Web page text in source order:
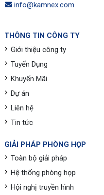
info@kamnex.com
THÔNG TIN CÔNG TY
Giới thiệu công ty
Tuyển Dụng
Khuyến Mãi
Dự án
Liên hệ
Tin tức
GIẢI PHÁP PHÒNG HỌP
Toàn bộ giải pháp
Hệ thống phòng họp
Hội nghị truyền hình